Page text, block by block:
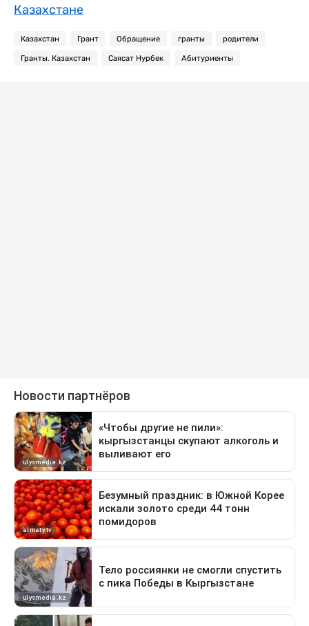
Казахстане
Казахстан Грант Обращение гранты родители
Гранты. Казахстан Саясат Нурбек Абитуриенты